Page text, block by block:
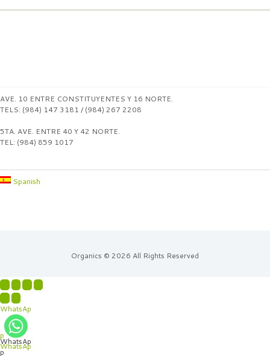
AVE. 10 ENTRE CONSTITUYENTES Y 16 NORTE.
TELS: (984) 147 3181 / (984) 267 2208
5TA. AVE. ENTRE 40 Y 42 NORTE.
TEL: (984) 859 1017
Spanish
Organics © 2026 All Rights Reserved
WhatsAp
p
WhatsAp
p
WhatsAp